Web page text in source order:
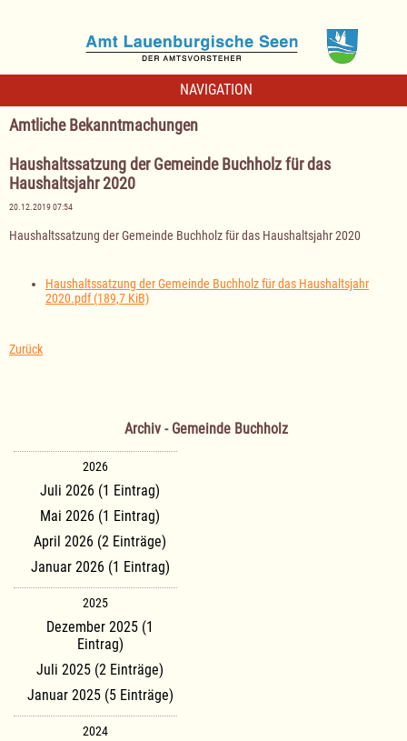
NAVIGATION
Amtliche Bekanntmachungen
Haushaltssatzung der Gemeinde Buchholz für das
Haushaltsjahr 2020
20.12.2019 07:54
Haushaltssatzung der Gemeinde Buchholz für das Haushaltsjahr 2020
Haushaltssatzung der Gemeinde Buchholz für das Haushaltsjahr
2020.pdf(189,7 KiB)
Zurück
Archiv - Gemeinde Buchholz
2026
Juli 2026 (1 Eintrag)
Mai 2026 (1 Eintrag)
April 2026 (2 Einträge)
Januar 2026 (1 Eintrag)
2025
Dezember 2025 (1
Eintrag)
Juli 2025 (2 Einträge)
Januar 2025 (5 Einträge)
2024